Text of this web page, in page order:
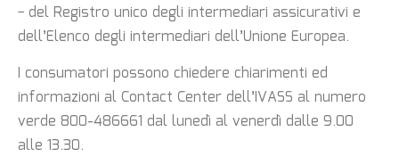
− del Registro unico degli intermediari assicurativi e
dell’Elenco degli intermediari dell’Unione Europea.
I consumatori possono chiedere chiarimenti ed
informazioni al Contact Center dell’IVASS al numero
verde 800-486661 dal lunedì al venerdì dalle 9.00
alle 13.30.